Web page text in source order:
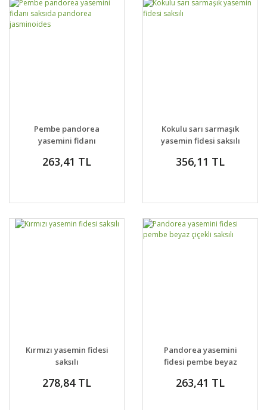
Pembe pandorea
yasemini fidanı
jasminoides
263,41 TL
Kokulu sarı sarmaşık
yasemin fidesi saksılı
356,11 TL
Kırmızı yasemin fidesi
saksılı
278,84 TL
Pandorea yasemini
fidesi pembe beyaz
263,41 TL